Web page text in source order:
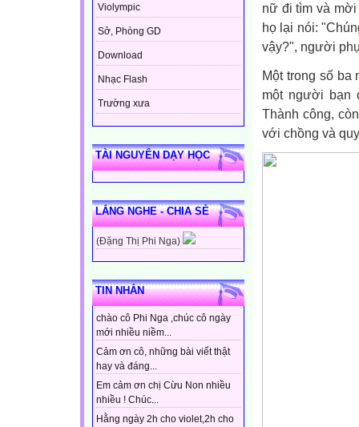
Violympic
Sở, Phòng GD
Download
Nhạc Flash
Trường xưa
TÀI NGUYÊN DẠY HỌC
LẮNG NGHE - CHIA SẺ
(Đặng Thị Phi Nga)
TIN NHẮN
chào cô Phi Nga ,chúc cô ngày
mới nhiều niềm...
Cảm ơn cô, những bài viết thật
hay và đáng...
Em cảm ơn chị Cừu Non nhiều
nhiều ! Chúc...
Hằng ngày 2h cho violet,2h cho
nữ đi tìm và
họ lại nói:
vậy?", người
Một trong số
một người bạn
Thành công,
với chồng và